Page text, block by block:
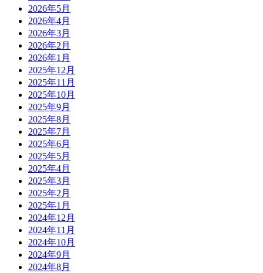
2026年5月
2026年4月
2026年3月
2026年2月
2026年1月
2025年12月
2025年11月
2025年10月
2025年9月
2025年8月
2025年7月
2025年6月
2025年5月
2025年4月
2025年3月
2025年2月
2025年1月
2024年12月
2024年11月
2024年10月
2024年9月
2024年8月